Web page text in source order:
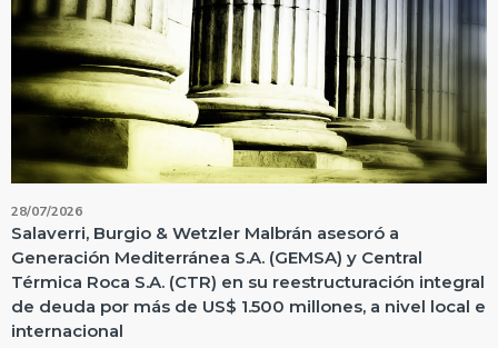
28/07/2026
Salaverri, Burgio & Wetzler Malbrán asesoró a
Generación Mediterránea S.A. (GEMSA) y Central
Térmica Roca S.A. (CTR) en su reestructuración integral
de deuda por más de US$ 1.500 millones, a nivel local e
internacional